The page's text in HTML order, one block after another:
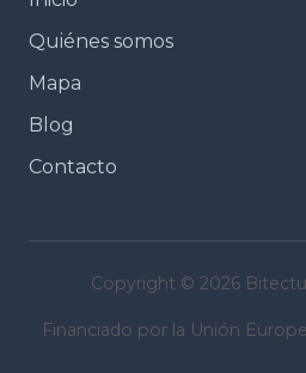
Quiénes somos
Mapa
Blog
Contacto
Copyright © 2026
Financiado por la Unión